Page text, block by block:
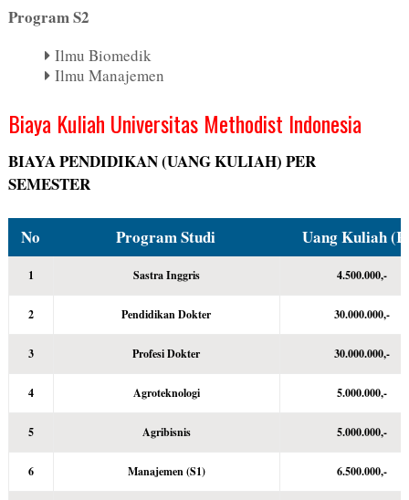
Program S2
Ilmu Biomedik
Ilmu Manajemen
Biaya Kuliah Universitas Methodist Indonesia
BIAYA PENDIDIKAN (UANG KULIAH) PER
SEMESTER
No Program Studi Uang Kuliah
1 Sastra Inggris 4.500.000,-
2 Pendidikan Dokter 30.000.000,-
3 Profesi Dokter 30.000.000,-
4 Agroteknologi 5.000.000,-
5 Agribisnis 5.000.000,-
6 Manajemen (S1) 6.500.000,-